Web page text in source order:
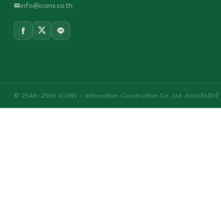
info@icons.co.th
© 2548–2569 iCONS – Information Construction Co., Ltd. สงวนลิขสิทธิ์